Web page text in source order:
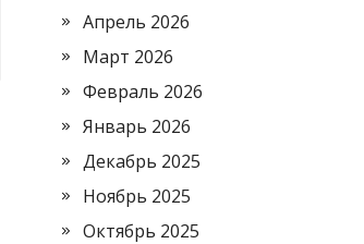
Апрель 2026
Март 2026
Февраль 2026
Январь 2026
Декабрь 2025
Ноябрь 2025
Октябрь 2025